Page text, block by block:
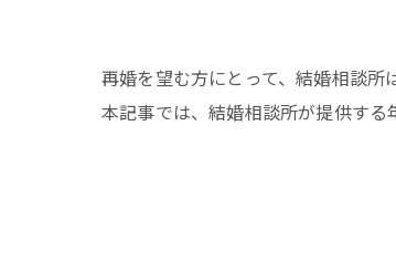
再婚を望む方にとって、結婚相談
本記事では、結婚相談所が提供する